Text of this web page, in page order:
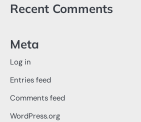
Recent Comments
Meta
Log in
Entries feed
Comments feed
WordPress.org